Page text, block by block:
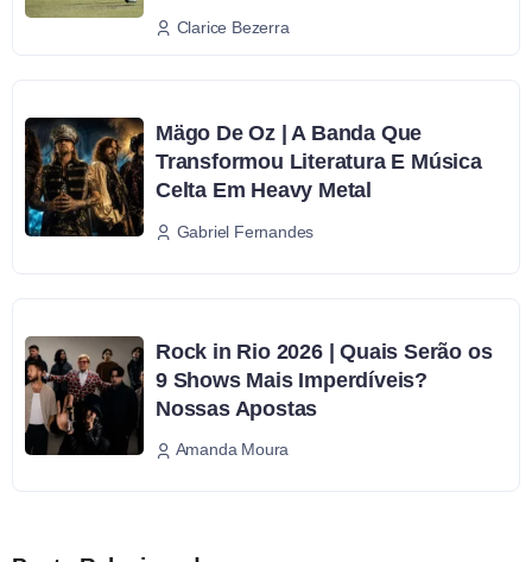
Clarice Bezerra
Mägo De Oz | A Banda Que
Transformou Literatura E Música
Celta Em Heavy Metal
Gabriel Fernandes
Rock in Rio 2026 | Quais Serão os
9 Shows Mais Imperdíveis?
Nossas Apostas
Amanda Moura